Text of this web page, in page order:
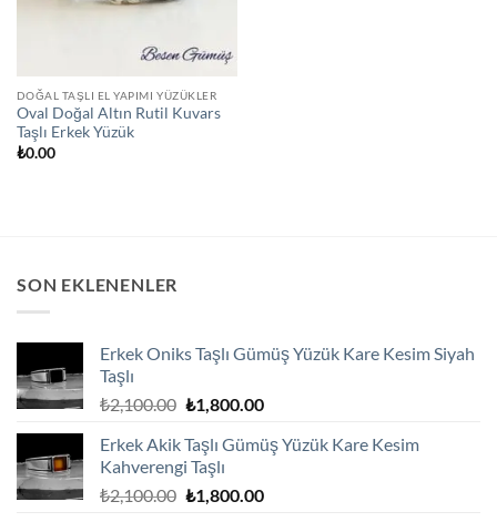
DOĞAL TAŞLI EL YAPIMI YÜZÜKLER
Oval Doğal Altın Rutil Kuvars
Taşlı Erkek Yüzük
₺0.00
SON EKLENENLER
Erkek Oniks Taşlı Gümüş Yüzük Kare Kesim Siyah
Taşlı
₺2,100.00 Orijinal
₺2,100.00.
₺1,800.00Şu
fiyat:
Erkek Akik Taşlı Gümüş Yüzük Kare Kesim
Kahverengi Taşlı
₺2,100.00 Orijinal
₺1,800.00Şu